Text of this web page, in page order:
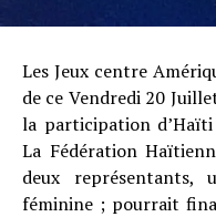
Les Jeux centre
de ce Vendredi 20
la participation
La Fédération
deux représentants,
féminine ; pourrait